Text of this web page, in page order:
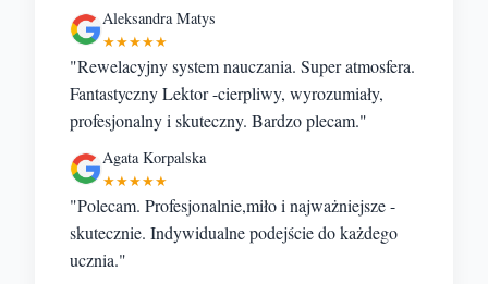
Aleksandra Matys
★★★★★
"Rewelacyjny system nauczania. Super atmosfera.
Fantastyczny Lektor -cierpliwy, wyrozumiały,
profesjonalny i skuteczny. Bardzo plecam."
Agata Korpalska
★★★★★
"Polecam. Profesjonalnie,miło i najważniejsze -
skutecznie. Indywidualne podejście do każdego
ucznia."